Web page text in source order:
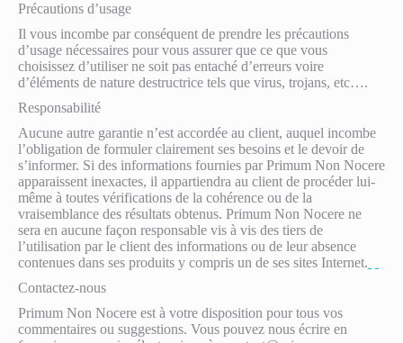
Précautions d’usage
Il vous incombe par conséquent de prendre les précautions
d’usage nécessaires pour vous assurer que ce que vous
choisissez d’utiliser ne soit pas entaché d’erreurs voire
d’éléments de nature destructrice tels que virus, trojans, etc….
Responsabilité
Aucune autre garantie n’est accordée au client, auquel incombe
l’obligation de formuler clairement ses besoins et le devoir de
s’informer. Si des informations fournies par Primum Non Nocere
apparaissent inexactes, il appartiendra au client de procéder lui-
même à toutes vérifications de la cohérence ou de la
vraisemblance des résultats obtenus. Primum Non Nocere ne
sera en aucune façon responsable vis à vis des tiers de
l’utilisation par le client des informations ou de leur absence
contenues dans ses produits y compris un de ses sites Internet.
Contactez-nous
Primum Non Nocere est à votre disposition pour tous vos
commentaires ou suggestions. Vous pouvez nous écrire en